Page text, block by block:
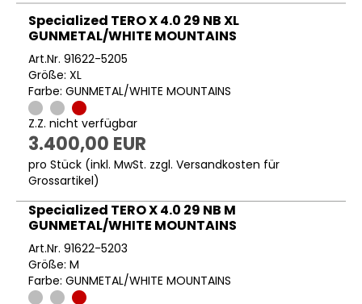
Specialized TERO X 4.0 29 NB XL
GUNMETAL/WHITE MOUNTAINS
Art.Nr. 91622-5205
Größe: XL
Farbe: GUNMETAL/WHITE MOUNTAINS
Z.Z. nicht verfügbar
3.400,00 EUR
pro Stück (inkl. MwSt. zzgl. Versandkosten für
Grossartikel)
Specialized TERO X 4.0 29 NB M
GUNMETAL/WHITE MOUNTAINS
Art.Nr. 91622-5203
Größe: M
Farbe: GUNMETAL/WHITE MOUNTAINS